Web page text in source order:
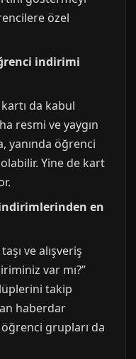
özel
indirimi
da kabul
resmi ve yaygın
yanında öğrenci
Yine de kart
indirimlerinden en
ve alışveriş
var mı?”
takip
haberdar
grupları da